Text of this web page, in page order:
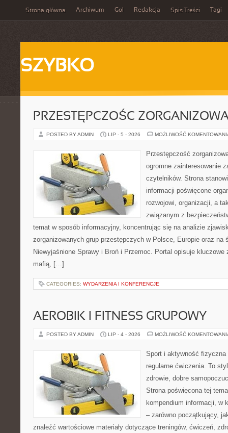
Strona główna Archiwum Gol Redakcja Spis Treści Tagi
SZYBKO
PRZESTĘPCZOŚC
POSTED BY ADMIN LIP - 5 - 2026 MOŻLIWOŚĆ
Przestępczość
ogromne zainteresowanie
czytelników. Strona
informacji poświęcone
rozwojowi, organizacji, a
związanym z
temat w sposób informacyjny, koncentrując się na analizie
zorganizowanych grup przestępczych w Polsce, Europie oraz na
Niewyjaśnione Sprawy i Broń i Przemoc. Portal opisuje kluczowe
mafią, […]
CATEGORIES: WYDARZENIA I KONFERENCJE
AEROBIK I FITNESS GRUPOWY
POSTED BY ADMIN LIP - 4 - 2026 MOŻLIWOŚĆ
Sport i aktywność
regularne ćwiczenia. To
zdrowie, dobre
Strona poświęcona tej
kompendium informacji, w
– zarówno początkujący,
znaleźć wartościowe materiały dotyczące treningów, ćwiczeń,